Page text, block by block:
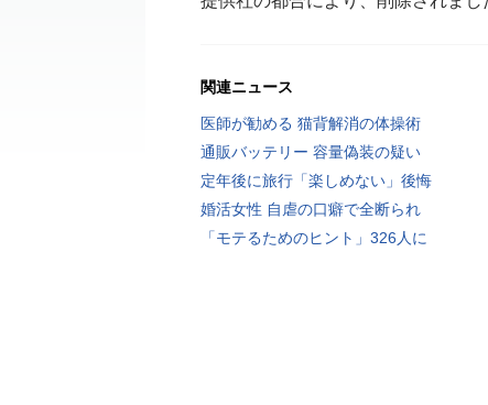
関連ニュース
医師が勧める 猫背解消の体操術
通販バッテリー 容量偽装の疑い
定年後に旅行「楽しめない」後悔
婚活女性 自虐の口癖で全断られ
「モテるためのヒント」326人に